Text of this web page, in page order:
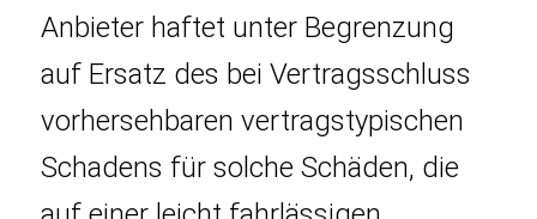
Anbieter haftet unter Begrenzung
auf Ersatz des bei Vertragsschluss
vorhersehbaren vertragstypischen
Schadens für solche Schäden, die